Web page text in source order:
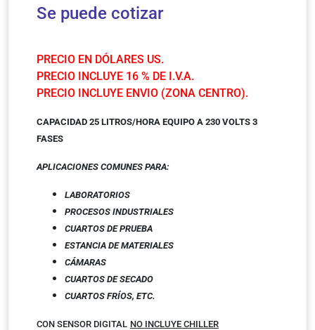
Se puede cotizar
PRECIO EN DÓLARES US.
PRECIO INCLUYE 16 % DE I.V.A.
PRECIO INCLUYE ENVIO (ZONA CENTRO).
CAPACIDAD 25 LITROS/HORA EQUIPO A 230 VOLTS 3
FASES
APLICACIONES COMUNES PARA:
LABORATORIOS
PROCESOS INDUSTRIALES
CUARTOS DE PRUEBA
ESTANCIA DE MATERIALES
CÁMARAS
CUARTOS DE SECADO
CUARTOS FRÍOS, ETC.
CON SENSOR DIGITAL NO INCLUYE CHILLER